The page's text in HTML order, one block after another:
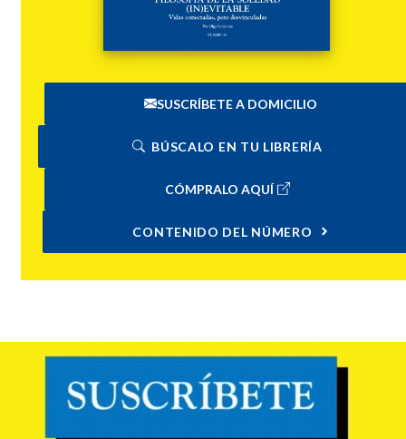
SUSCRÍBETE A DOMICILIO
BÚSCALO EN TU LIBRERÍA
CÓMPRALO AQUÍ
CONTENIDO DEL NÚMERO